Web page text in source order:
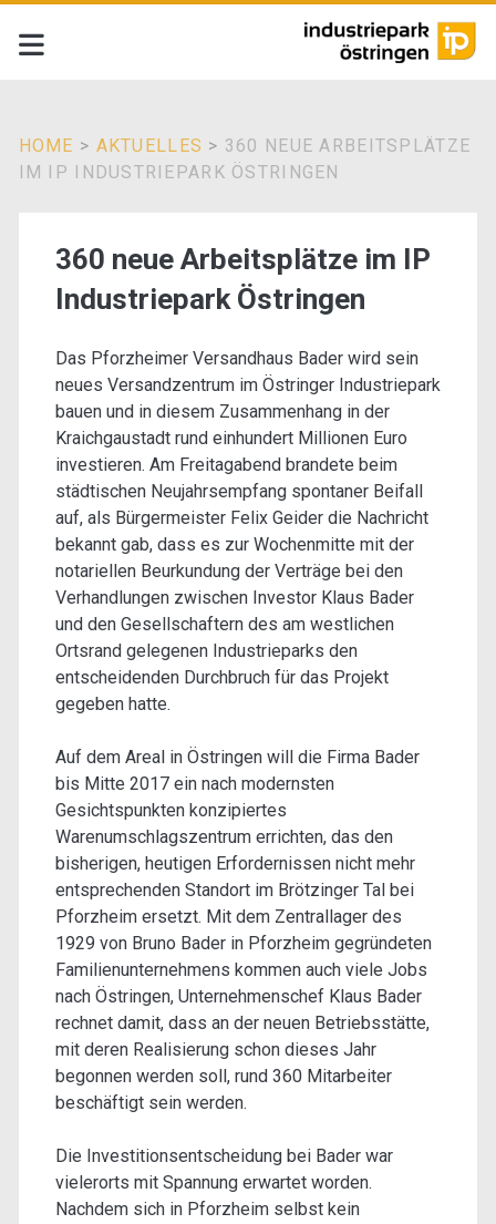
HOME > AKTUELLES > 360 NEUE ARBEITSPLÄTZE
IM IP INDUSTRIEPARK ÖSTRINGEN
360 neue Arbeitsplätze im IP
Industriepark Östringen
Das Pforzheimer Versandhaus Bader wird sein
neues Versandzentrum im Östringer Industriepark
bauen und in diesem Zusammenhang in der
Kraichgaustadt rund einhundert Millionen Euro
investieren. Am Freitagabend brandete beim
städtischen Neujahrsempfang spontaner Beifall
auf, als Bürgermeister Felix Geider die Nachricht
bekannt gab, dass es zur Wochenmitte mit der
notariellen Beurkundung der Verträge bei den
Verhandlungen zwischen Investor Klaus Bader
und den Gesellschaftern des am westlichen
Ortsrand gelegenen Industrieparks den
entscheidenden Durchbruch für das Projekt
gegeben hatte.
Auf dem Areal in Östringen will die Firma Bader
bis Mitte 2017 ein nach modernsten
Gesichtspunkten konzipiertes
Warenumschlagszentrum errichten, das den
bisherigen, heutigen Erfordernissen nicht mehr
entsprechenden Standort im Brötzinger Tal bei
Pforzheim ersetzt. Mit dem Zentrallager des
1929 von Bruno Bader in Pforzheim gegründeten
Familienunternehmens kommen auch viele Jobs
nach Östringen, Unternehmenschef Klaus Bader
rechnet damit, dass an der neuen Betriebsstätte,
mit deren Realisierung schon dieses Jahr
begonnen werden soll, rund 360 Mitarbeiter
beschäftigt sein werden.
Die Investitionsentscheidung bei Bader war
vielerorts mit Spannung erwartet worden.
Nachdem sich in Pforzheim selbst kein